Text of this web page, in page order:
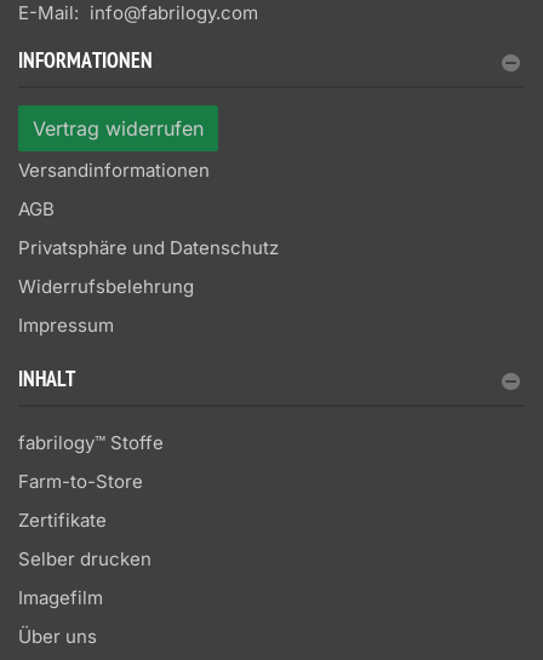
E-Mail: info@fabrilogy.com
INFORMATIONEN
Vertrag widerrufen
Versandinformationen
AGB
Privatsphäre und Datenschutz
Widerrufsbelehrung
Impressum
INHALT
fabrilogy™ Stoffe
Farm-to-Store
Zertifikate
Selber drucken
Imagefilm
Über uns